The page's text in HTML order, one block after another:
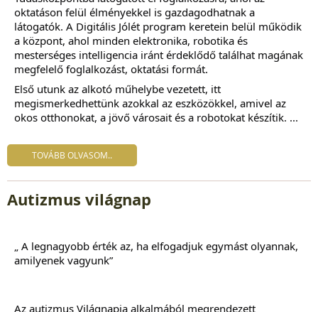
oktatáson felül élményekkel is gazdagodhatnak a
látogatók. A Digitális Jólét program keretein belül működik
a központ, ahol minden elektronika, robotika és
mesterséges intelligencia iránt érdeklődő találhat magának
megfelelő foglalkozást, oktatási formát.
Első utunk az alkotó műhelybe vezetett, itt
megismerkedhettünk azokkal az eszközökkel, amivel az
okos otthonokat, a jövő városait és a robotokat készítik. ...
TOVÁBB OLVASOM..
Autizmus világnap
„ A legnagyobb érték az, ha elfogadjuk egymást olyannak,
amilyenek vagyunk”
Az autizmus Világnapja alkalmából megrendezett